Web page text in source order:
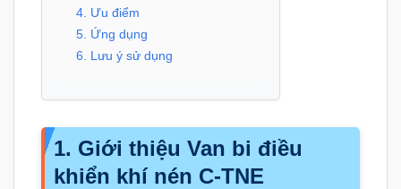
4. Ưu điểm
5. Ứng dụng
6. Lưu ý sử dụng
1. Giới thiệu Van bi điều
khiển khí nén C-TNE